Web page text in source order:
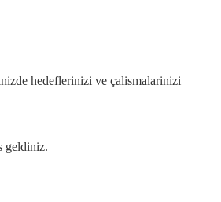
hedeflerinizi ve çalismalarinizi
geldiniz.